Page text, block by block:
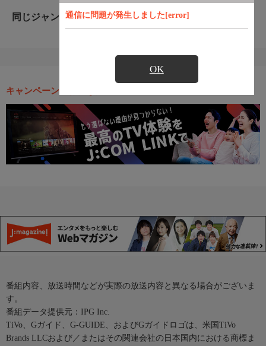
通信に問題が発生しました[error]
OK
同じジャンルのおすすめ番組
キャンペーン・お得な情報
番組内容、放送時間などが実際の放送内容と異なる場合がございま
す。
番組データ提供元：IPG Inc.
TiVo、Gガイド、G-GUIDE、およびGガイドロゴは、米国TiVo
Brands LLCおよび／またはその関連会社の日本国内における商標ま